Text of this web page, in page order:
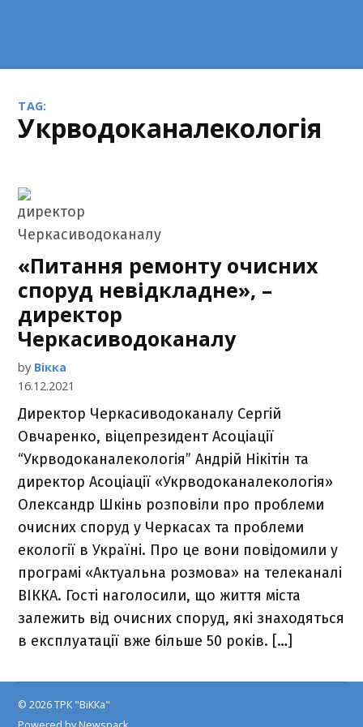
TAG:
Укрводоканалекологія
«Питання ремонту очисних
споруд невідкладне», –
директор
Черкасиводоканалу
by Вікка
16.12.2021
Директор Черкасиводоканалу Сергій
Овчаренко, віцепрезидент Асоціації
“Укрводоканалекологія” Андрій Нікітін та
директор Асоціації «Укрводоканалекологія»
Олександр Шкінь розповіли про проблеми
очисних споруд у Черкасах та проблеми
екології в Україні. Про це вони повідомили у
програмі «Актуальна розмова» на телеканалі
ВІККА. Гості наголосили, що життя міста
залежить від очисних споруд, які знаходяться
в експлуатації вже більше 50 років. […]
© 2026 ТРК "ВіККа"